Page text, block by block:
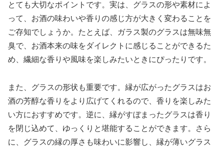
とても大切なポイントです。実は、グラスの形や素材によ
って、お酒の味わいや香りの感じ方が大きく変わることを
ご存知でしょうか。たとえば、ガラス製のグラスは無味無
臭で、お酒本来の味をダイレクトに感じることができるた
め、繊細な香りや風味を楽しみたいときにぴったりです。
また、グラスの形状も重要です。縁が広がったグラスはお
酒の芳醇な香りをより広げてくれるので、香りを楽しみた
い方におすすめです。逆に、縁がすぼまったグラスは香り
を閉じ込めて、ゆっくりと堪能することができます。さら
に、グラスの縁の厚さも味わいに影響し、縁が薄いグラス